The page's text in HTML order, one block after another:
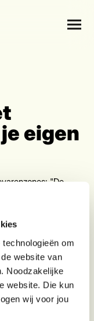
om
website van
Noodzakelijke
website. Die kun
wij voor jou
eigen
"De
door een
in de
ook brand en dat
hangt in het
‘s nachts
het overdag.”